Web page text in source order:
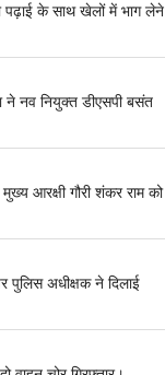
पढ़ाई के साथ खेलों में भाग लेने
ने नव नियुक्त डीएसपी बसंत
मुख्य आरक्षी गौरी शंकर राम को
पुलिस अधीक्षक ने दिलाई